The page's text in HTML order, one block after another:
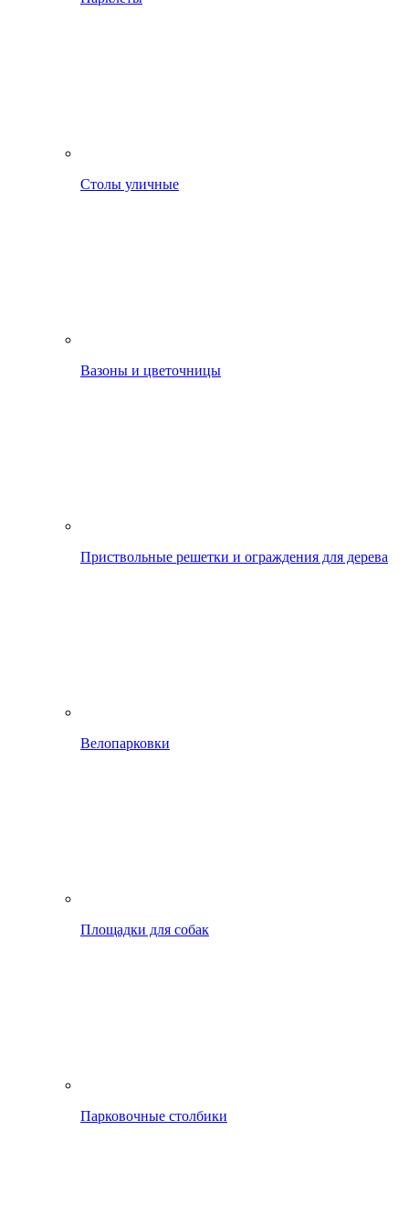
Столы уличные
Вазоны и цветочницы
Приствольные решетки и ограждения для дерева
Велопарковки
Площадки для собак
Парковочные столбики